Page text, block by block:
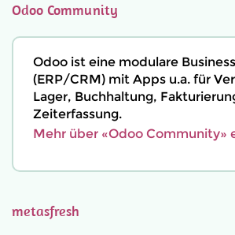
Odoo Community
Odoo ist eine modulare
(ERP/CRM) mit Apps u.a. für
Lager, Buchhaltung,
Zeiterfassung.
Mehr über «Odoo Community»
metasfresh